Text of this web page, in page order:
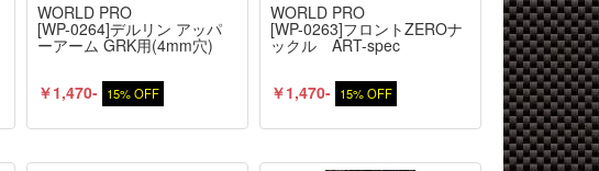
WORLD PRO
[WP-0264]デルリン アッパ
ーアーム GRK用(4mm穴)
￥1,470- 15% OFF
WORLD PRO
[WP-0263]フロントZEROナ
ックル ART-spec
￥1,470- 15% OFF